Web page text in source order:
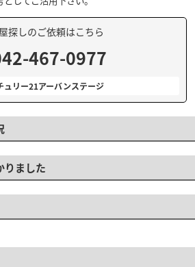
探しのご依頼はこちら
467-0977
ュリー21アーバンステージ
りました